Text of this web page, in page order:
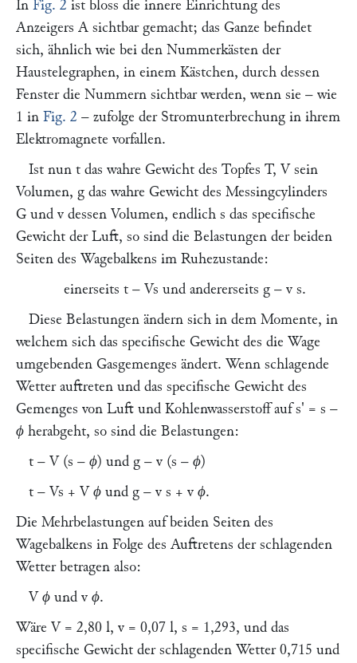
In Fig. 2 ist bloss die innere Einrichtung des
Anzeigers A sichtbar gemacht; das Ganze befindet
sich, ähnlich wie bei den Nummerkästen der
Haustelegraphen, in einem Kästchen, durch dessen
Fenster die Nummern sichtbar werden, wenn sie – wie
1 in Fig. 2 – zufolge der Stromunterbrechung in ihrem
Elektromagnete vorfallen.
Ist nun t das wahre Gewicht des Topfes T, Vsein
Volumen, g das wahre Gewicht des Messingcylinders
G und v dessen Volumen, endlich s das specifische
Gewicht der Luft, so sind die Belastungen der beiden
Seiten des Wagebalkens im Ruhezustande:
einerseits t – Vs und andererseits g – v s.
Diese Belastungen ändern sich in dem Momente, in
welchem sich das specifische Gewicht des die Wage
umgebenden Gasgemenges ändert. Wenn schlagende
Wetter auftreten und das specifische Gewicht des
Gemenges von Luft und Kohlenwasserstoff aufs' = s –
ϕ herabgeht, so sind die Belastungen:
t – V (s – ϕ) und g – v (s – ϕ)
t – Vs + V ϕ und g – v s + v ϕ.
Die Mehrbelastungen auf beiden Seiten des
Wagebalkens in Folge des Auftretens der schlagenden
Wetter betragen also:
V ϕ und v ϕ.
Wäre V = 2,80 l, v = 0,07 l, s = 1,293, und das
specifische Gewicht der schlagenden Wetter 0,715 und